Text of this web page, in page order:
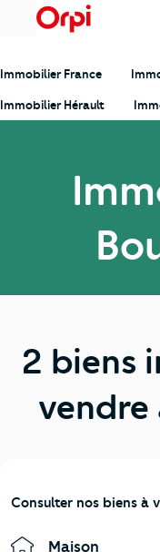
menu
Immobilier France
Immobilier Hérault
2 biens
vendre
Consulter nos biens à
Maison